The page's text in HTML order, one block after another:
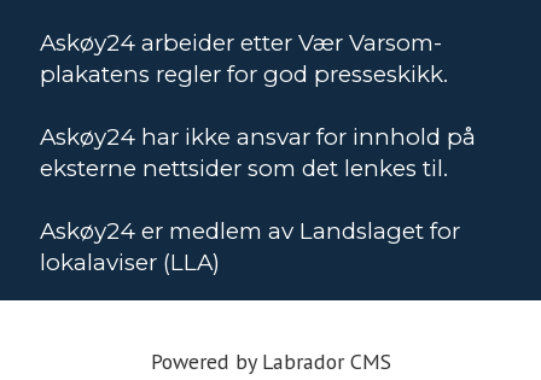
Askøy24 arbeider etter Vær Varsom-
plakatens regler for god presseskikk.
Askøy24 har ikke ansvar for innhold på
eksterne nettsider som det lenkes til.
Askøy24 er medlem av Landslaget for
lokalaviser (LLA)
Powered by Labrador CMS